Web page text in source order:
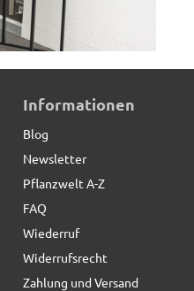
schwarz - jetzt
64,50 € *statt
Informationen
Blog
Newsletter
Pflanzwelt A-Z
FAQ
Wiederruf
Widerrufsrecht
Zahlung und Versand